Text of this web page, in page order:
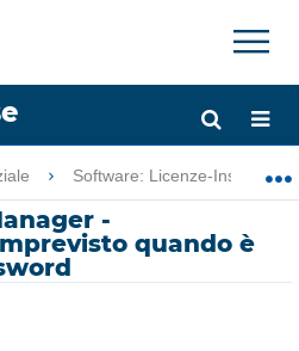
×
globale
Software: Licenze-
-
quando è